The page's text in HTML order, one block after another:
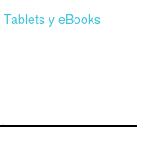
Tablets y eBooks